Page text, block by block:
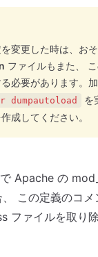
変更した時は、おそ
ファイルもまた、
必要があります。加
dumpautoload
を
成してください。
Apache の
、 この定義のコ
ファイルを取り